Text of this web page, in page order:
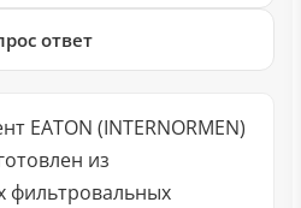
ответ
EATON (INTERNORMEN)
из
фильтровальных